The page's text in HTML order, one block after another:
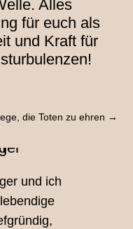
Alles
für euch als
und Kraft für
die Toten zu ehren →
und ich